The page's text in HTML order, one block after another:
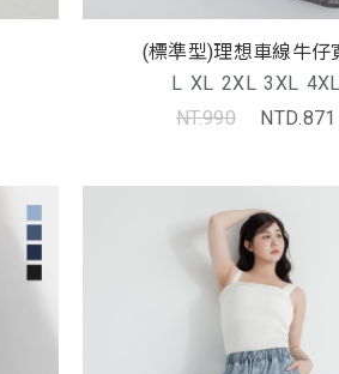
(標準型)理想車線牛仔
L XL 2XL 3XL 4XL
NT.990
NTD.871